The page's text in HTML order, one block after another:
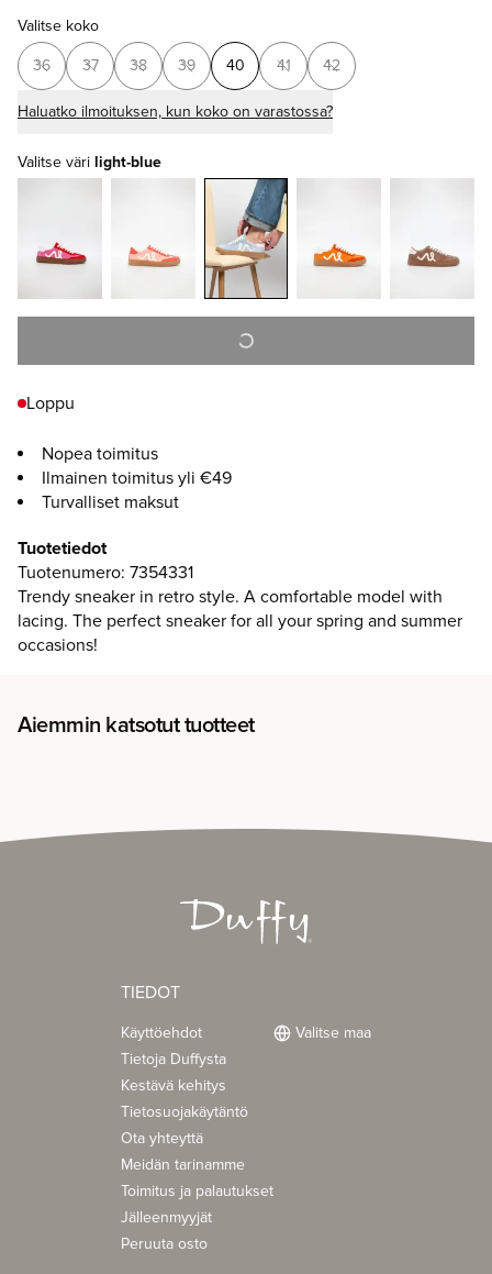
Valitse koko
36 37 38 39 40 41 42
Haluatko ilmoituksen, kun koko on varastossa?
Valitse väri light-blue
Loppu
Nopea toimitus
Ilmainen toimitus yli €49
Turvalliset maksut
Tuotetiedot
Tuotenumero: 7354331
Trendy sneaker in retro style. A comfortable model with
lacing. The perfect sneaker for all your spring and summer
occasions!
Aiemmin katsotut tuotteet
TIEDOT
Käyttöehdot
Tietoja Duffysta
Kestävä kehitys
Tietosuojakäytäntö
Ota yhteyttä
Meidän tarinamme
Toimitus ja palautukset
Jälleenmyyjät
Peruuta osto
Valitse maa